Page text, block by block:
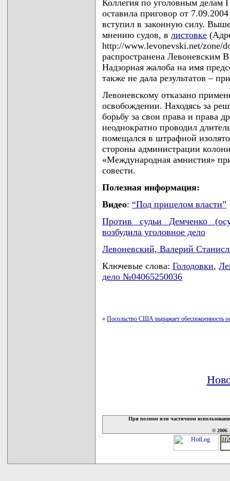
Коллегия по уголовным делам
оставила приговор от
вступил в законную силу.
мнению судов, в листовке
http://www.levonevski.net/zone/
распространена Левоневским
Надзорная жалоба на имя
также не дала результатов –
Левоневскому отказано
освобождении. Находясь за
борьбу за свои права и права
неоднократно проводил
помещался в штрафной
стороны администрации
«Международная амнистия»
совести.
Полезная информация:
Видео: “Под прицелом власти”
Против судьи Демченко
возбудила уголовное дело
Левоневский, Валерий
Ключевые слова: Голодовки,
дело №04065250036
« Посольство США выражает обеспокоенность
При полном или частичном
© 2006